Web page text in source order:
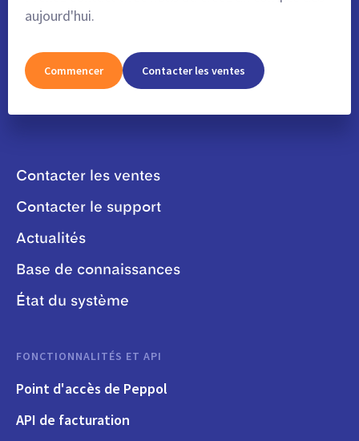
aujourd'hui.
Commencer Contacter les ventes
Contacter les ventes
Contacter le support
Actualités
Base de connaissances
État du système
FONCTIONNALITÉS ET API
Point d'accès de Peppol
API de facturation